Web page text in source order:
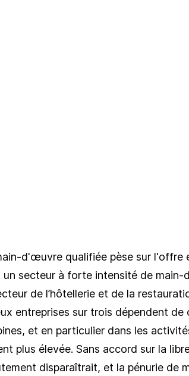
d'œuvre qualifiée pèse sur l'offre
un secteur à forte intensité de main-
de l’hôtellerie et de la
entreprises sur trois dépendent
et en particulier dans les
plus élevée. Sans accord sur la
disparaîtrait, et la pénurie de